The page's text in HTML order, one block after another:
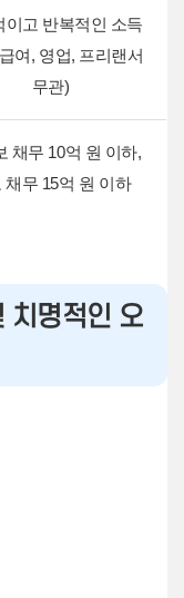
이고 반복적인 소득
여, 영업, 프리랜서
무관)
채무 10억 원 이하,
채무 15억 원 이하
치명적인 오